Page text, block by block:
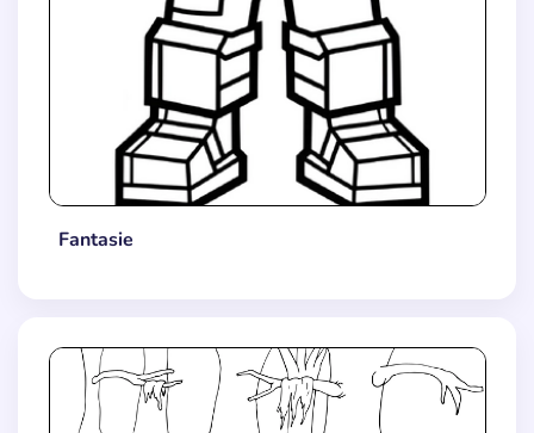
Fantasie